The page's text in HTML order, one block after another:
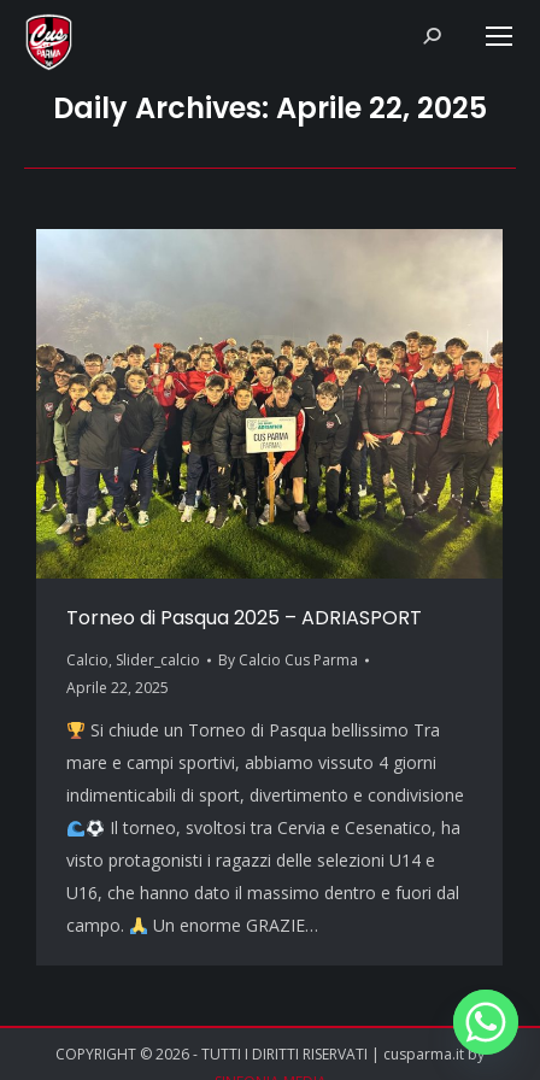
Search:
Daily Archives: Aprile 22, 2025
Torneo di Pasqua 2025 – ADRIASPORT
Calcio, Slider_calcio By Calcio Cus Parma
Aprile 22, 2025
Si chiude un Torneo di Pasqua bellissimo Tra
mare e campi sportivi, abbiamo vissuto 4 giorni
indimenticabili di sport, divertimento e condivisione
Il torneo, svoltosi tra Cervia e Cesenatico, ha
visto protagonisti i ragazzi delle selezioni U14 e
U16, che hanno dato il massimo dentro e fuori dal
campo.
Un enorme GRAZIE…
COPYRIGHT © 2026 - TUTTI I DIRITTI RISERVATI | cusparma.it by